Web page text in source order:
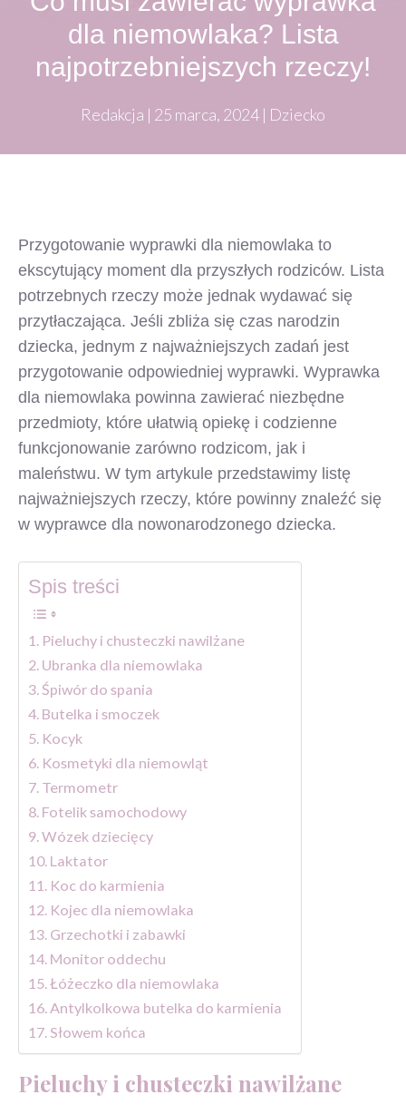
dla niemowlaka? Lista
najpotrzebniejszych rzeczy!
Redakcja | 25 marca, 2024 | Dziecko
Przygotowanie wyprawki dla niemowlaka to
ekscytujący moment dla przyszłych rodziców. Lista
potrzebnych rzeczy może jednak wydawać się
przytłaczająca. Jeśli zbliża się czas narodzin
dziecka, jednym z najważniejszych zadań jest
przygotowanie odpowiedniej wyprawki. Wyprawka
dla niemowlaka powinna zawierać niezbędne
przedmioty, które ułatwią opiekę i codzienne
funkcjonowanie zarówno rodzicom, jak i
maleństwu. W tym artykule przedstawimy listę
najważniejszych rzeczy, które powinny znaleźć się
w wyprawce dla nowonarodzonego dziecka.
Spis treści
Pieluchy i chusteczki nawilżane
Ubranka dla niemowlaka
Śpiwór do spania
Butelka i smoczek
Kocyk
Kosmetyki dla niemowląt
Termometr
Fotelik samochodowy
Wózek dziecięcy
Laktator
Koc do karmienia
Kojec dla niemowlaka
Grzechotki i zabawki
Monitor oddechu
Łóżeczko dla niemowlaka
Antylkolkowa butelka do karmienia
Słowem końca
Pieluchy i chusteczki nawilżane